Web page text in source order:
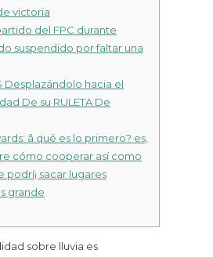
victoria
del FPC durante
suspendido por faltar una
Desplazándolo hacia el
De su RULETA De
â qué es lo primero? es,
cómo cooperar así­ como
podrí¡ sacar lugares
grande
sobre lluvia es